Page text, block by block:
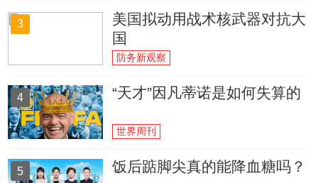
3
美国拟动用战术核武器对抗大
国
防务新观察
4 “天才”因凡蒂诺是如何失算的
世界周刊
5 饭后踮脚尖真的能降血糖吗？